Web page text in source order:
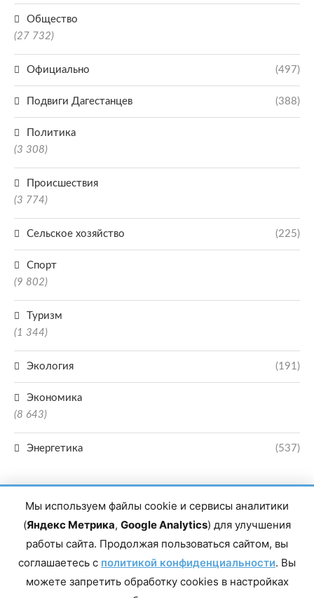
Общество
(27 732)
Официально (497)
Подвиги Дагестанцев (388)
Политика
(3 308)
Происшествия
(3 774)
Сельское хозяйство (225)
Спорт
(9 802)
Туризм
(1 344)
Экология (191)
Экономика
(8 643)
Энергетика (537)
Главный редактор сетевого издания Магомаев Тимур Нухович. Контакты
редакции: 8(988)-292-94-34 Почта: vestiskfo@gmail.com По вопросам
Дагестан, г. Махачкала, пр-т Насрутдинова, д. 1а. Все права защищены.
Копирование и использование полных материалов запрещено, частичное
Мы используем файлы cookie и сервисы аналитики
(Яндекс Метрика, Google Analytics) для улучшения
работы сайта. Продолжая пользоваться сайтом, вы
соглашаетесь с политикой конфиденциальности. Вы
можете запретить обработку cookies в настройках